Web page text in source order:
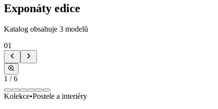
Exponáty edice
Katalog obsahuje 3 modelů
01
1 /6
Kolekce•Postele a interiéry